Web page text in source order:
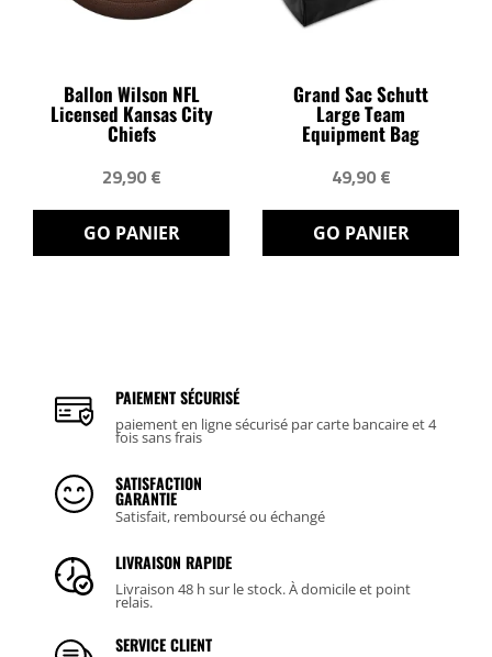
Ballon Wilson NFL
Licensed Kansas City
Chiefs
29,90 €
GO PANIER
Grand Sac Schutt
Large Team
Equipment Bag
49,90 €
GO PANIER
PAIEMENT SÉCURISÉ
paiement en ligne sécurisé par carte bancaire et 4
fois sans frais
SATISFACTION
GARANTIE
Satisfait, remboursé ou échangé
LIVRAISON RAPIDE
Livraison 48 h sur le stock. À domicile et point
relais.
SERVICE CLIENT